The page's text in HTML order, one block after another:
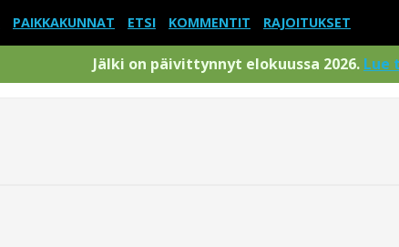
PAIKKAKUNNAT ETSI KOMMENTIT RAJOITUKSET
Jälki on päivittynnyt elokuussa 2026. Lue